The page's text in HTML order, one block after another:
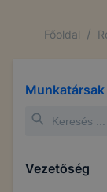
Főoldal /
Vezetőség